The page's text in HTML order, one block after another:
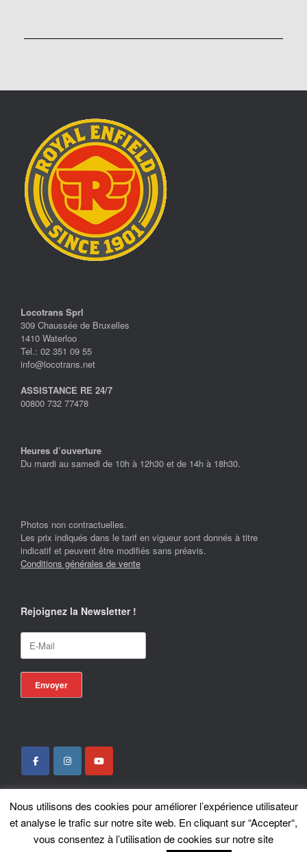
Locotrans Sprl
309 Chaussée de Bruxelles
1410 Waterloo
Tel.: 02 351 09 55
info@locotrans.net
ASSISTANCE RE 24/7
00800 732 77478
Heures d’ouverture
Du mardi au samedi de 10h à 12h30 et de 14h à 18h30.
Photos non contractuelles.
Les prix indiqués dans le tarif en vigueur sont donnés à titre
indicatif et peuvent être modifiés sans préavis.
Conditions générales de vente
Rejoignez la Newsletter !
Locotrans SPRL - Exclusive Store Royal Enfield - Royal Enfield Brussels - ©
2026
Nous utilisons des cookies pour améliorer l’expérience utilisateur
et analyse le trafic sur notre site web. En cliquant sur “Accepter“,
vous consentez à l’utilisation de cookies sur notre site